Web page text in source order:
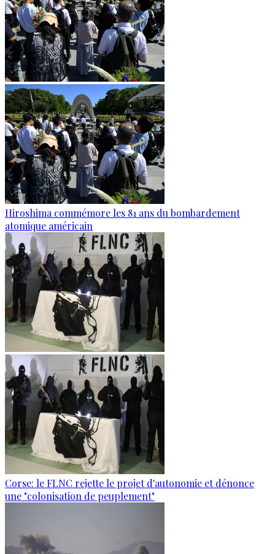
Hiroshima commémore les 81 ans du bombardement
atomique américain
Corse: le FLNC rejette le projet d'autonomie et dénonce
une "colonisation de peuplement"